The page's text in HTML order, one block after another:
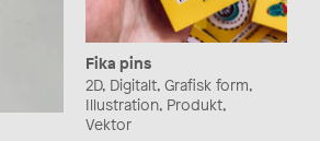
Fika pins
2D, Digitalt, Grafisk form,
Illustration, Produkt,
Vektor